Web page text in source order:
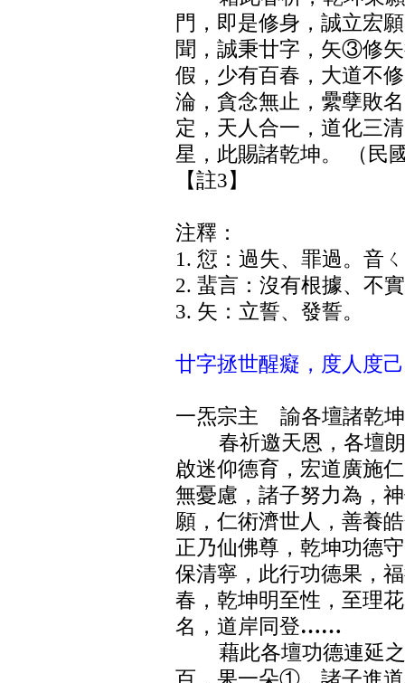
門，即是修身，誠立宏
聞，誠秉廿字，矢③修
假，少有百春，大道不
淪，貪念無止，纍孽敗
定，天人合一，道化三
星，此賜諸乾坤。 （民
【註3】
注釋：
1. 愆：過失、罪過。音
2. 蜚言：沒有根據、不
3. 矢：立誓、發誓。
廿字拯世醒癡，度人度
一炁宗主 諭各壇諸乾
春祈邀天恩，各壇朗
啟迷仰德育，宏道廣施
無憂慮，諸子努力為，
願，仁術濟世人，善養
正乃仙佛尊，乾坤功德
保清寧，此行功德果，
春，乾坤明至性，至理
名，道岸同登……
藉此各壇功德連延之